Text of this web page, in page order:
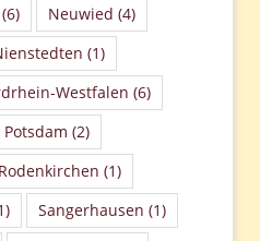
(6) Neuwied (4)
(1)
Westfalen (6)
Potsdam (2)
Rodenkirchen (1)
Sangerhausen (1)